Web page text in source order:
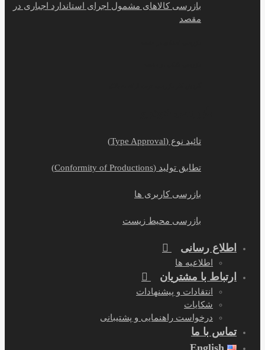
بازرسی کالاهای مشمول اجرای استاندارد اجباری در
مقصد
تائید نوع (Type Approval)
تطابق تولید (Conformity of Productions)
بازرسی کاربری ها
بازرسی محیط زیست
اطلاع رسانی
اطلاعیه ها
ارتباط با مشتریان
انتقادات و پیشنهادات
شکایات
درخواست راهنمایی و پشتیبانی
تماس با ما